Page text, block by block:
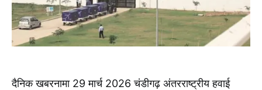
दैनिक खबरनामा 29 मार्च 2026 चंडीगढ़ अंतरराष्ट्रीय हवाई